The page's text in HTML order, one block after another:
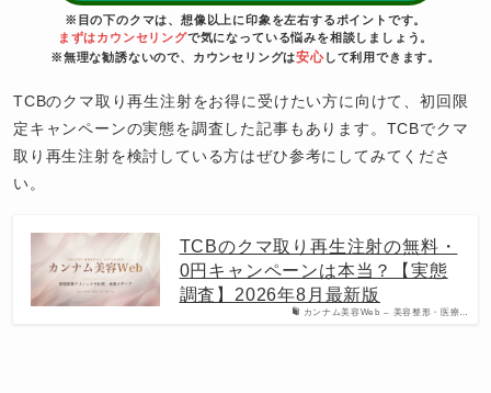
※目の下のクマは、想像以上に印象を左右するポイントです。
まずはカウンセリングで気になっている悩みを相談しましょう。
※無理な勧誘ないので、カウンセリングは安心して利用できます。
TCBのクマ取り再生注射をお得に受けたい方に向けて、初回限
定キャンペーンの実態を調査した記事もあります。TCBでクマ
取り再生注射を検討している方はぜひ参考にしてみてくださ
い。
カンナム美容Web – 美容整形・医療…
TCBのクマ取り再生注射の無料・
0円キャンペーンは本当？【実態
調査】2026年8月最新版